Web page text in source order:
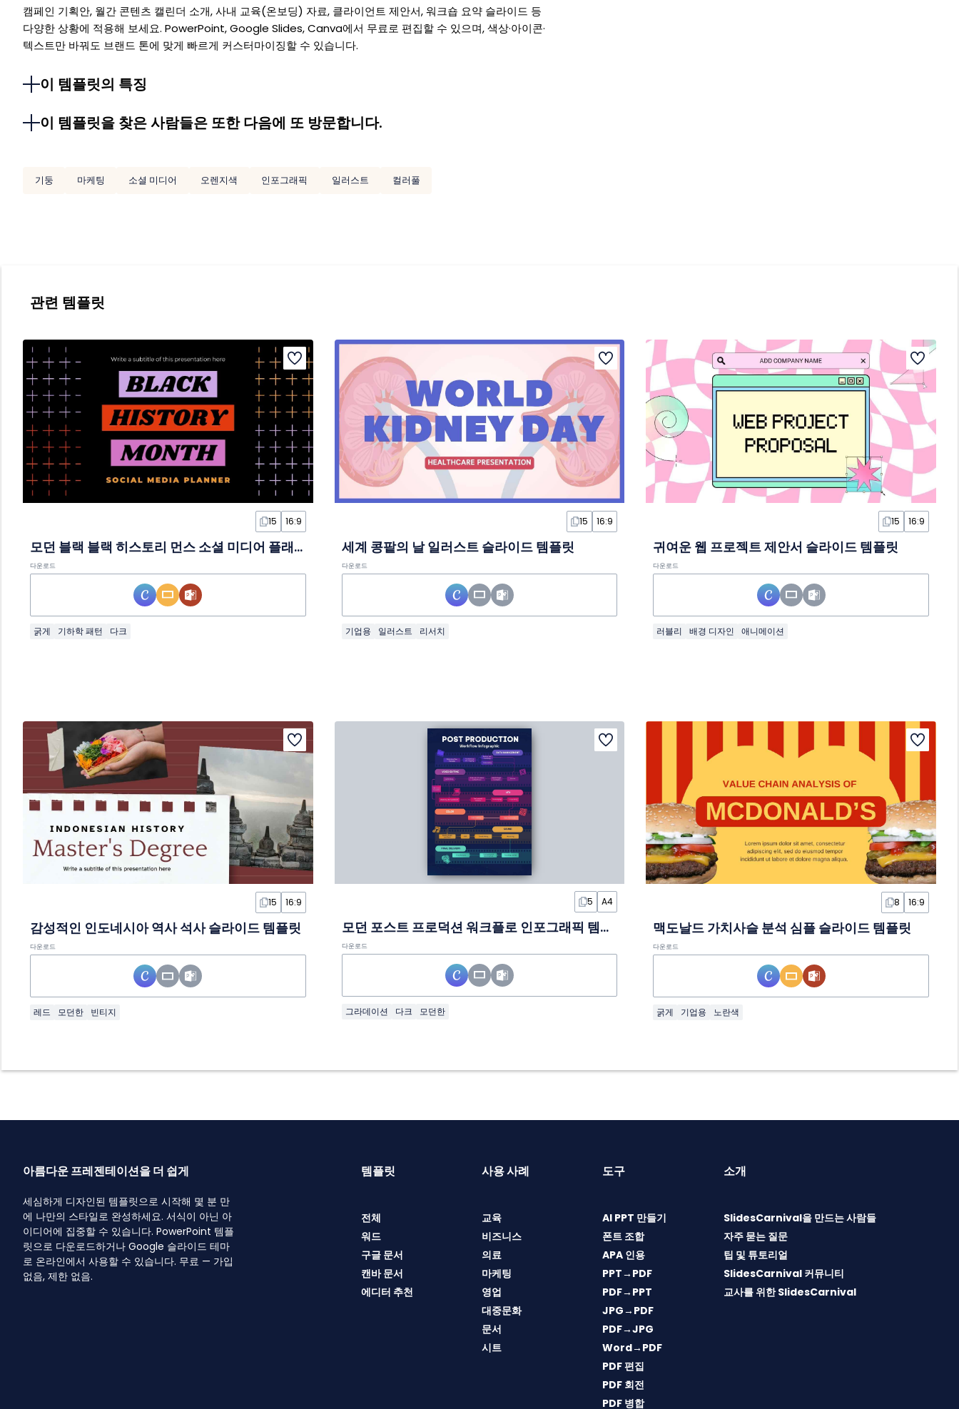
캠페인 기획안, 월간 콘텐츠 캘린더 소개, 사내 교육(온보딩) 자료, 클라이언트 제안서, 워크숍 요약 슬라이드 등
다양한 상황에 적용해 보세요. PowerPoint, Google Slides, Canva에서 무료로 편집할 수 있으며, 색상·아이콘·
텍스트만 바꿔도 브랜드 톤에 맞게 빠르게 커스터마이징할 수 있습니다.
이 템플릿의 특징
이 템플릿을 찾은 사람들은 또한 다음에 또 방문합니다.
기둥 마케팅 소셜 미디어 오렌지색 인포그래픽 일러스트 컬러풀
관련 템플릿
15 16:9
모던 블랙 블랙 히스토리 먼스 소셜 미디어 플래너 슬라이드 템플릿
다운로드
굵게 기하학 패턴 다크
15 16:9
세계 콩팥의 날 일러스트 슬라이드 템플릿
다운로드
기업용 일러스트 리서치
15 16:9
귀여운 웹 프로젝트 제안서 슬라이드 템플릿
다운로드
러블리 배경 디자인 애니메이션
15 16:9
감성적인 인도네시아 역사 석사 슬라이드 템플릿
다운로드
레드 모던한 빈티지
5 A4
모던 포스트 프로덕션 워크플로 인포그래픽 템플릿
다운로드
그라데이션 다크 모던한
8 16:9
맥도날드 가치사슬 분석 심플 슬라이드 템플릿
다운로드
굵게 기업용 노란색
아름다운 프레젠테이션을 더 쉽게
세심하게 디자인된 템플릿으로 시작해 몇 분 만
에 나만의 스타일로 완성하세요. 서식이 아닌 아
이디어에 집중할 수 있습니다. PowerPoint 템플
릿으로 다운로드하거나 Google 슬라이드 테마
로 온라인에서 사용할 수 있습니다. 무료 — 가입
없음, 제한 없음.
템플릿
전체
워드
구글 문서
캔바 문서
에디터 추천
사용 사례
교육
비즈니스
의료
마케팅
영업
대중문화
문서
시트
도구
AI PPT 만들기
폰트 조합
APA 인용
PPT→PDF
PDF→PPT
JPG→PDF
PDF→JPG
Word→PDF
PDF 편집
PDF 회전
PDF 병합
소개
SlidesCarnival을 만드는 사람들
자주 묻는 질문
팁 및 튜토리얼
SlidesCarnival 커뮤니티
교사를 위한 SlidesCarnival